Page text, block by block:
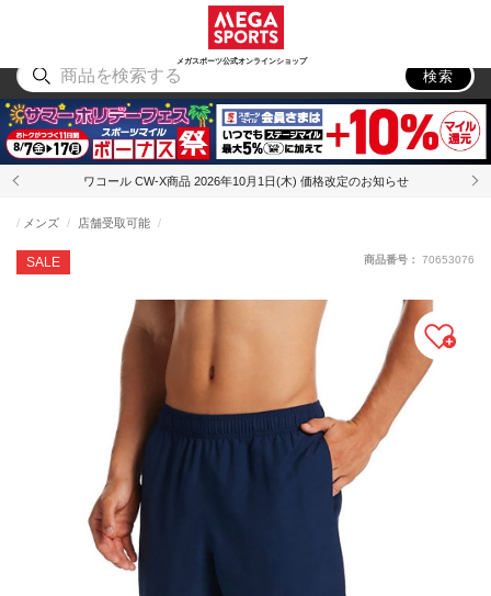
メガスポーツ公式オンラインショップ
アウトドア
検索
ワコール CW-X商品 2026年10月1日(木) 価格改定のお知らせ
SALE
メンズ 店舗受取可能
商品番号： 70653076